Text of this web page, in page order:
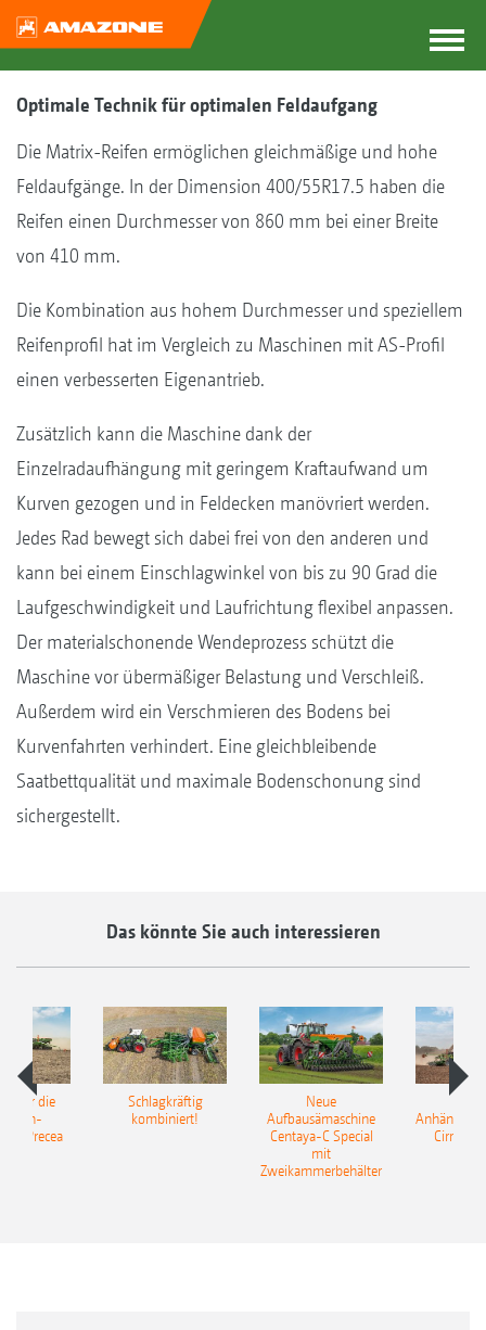
Optimale Technik für optimalen Feldaufgang
Die Matrix-Reifen ermöglichen gleichmäßige und hohe
Feldaufgänge. In der Dimension 400/55R17.5 haben die
Reifen einen Durchmesser von 860 mm bei einer Breite
von 410 mm.
Die Kombination aus hohem Durchmesser und speziellem
Reifenprofil hat im Vergleich zu Maschinen mit AS-Profil
einen verbesserten Eigenantrieb.
Zusätzlich kann die Maschine dank der
Einzelradaufhängung mit geringem Kraftaufwand um
Kurven gezogen und in Feldecken manövriert werden.
Jedes Rad bewegt sich dabei frei von den anderen und
kann bei einem Einschlagwinkel von bis zu 90 Grad die
Laufgeschwindigkeit und Laufrichtung flexibel anpassen.
Der materialschonende Wendeprozess schützt die
Maschine vor übermäßiger Belastung und Verschleiß.
Außerdem wird ein Verschmieren des Bodens bei
Kurvenfahrten verhindert. Eine gleichbleibende
Saatbettqualität und maximale Bodenschonung sind
sichergestellt.
Das könnte Sie auch interessieren
für die
Precea
Schlagkräftig
kombiniert!
Neue
Aufbausämaschine
Centaya-C Special
mit
Zweikammerbehälter
Cirrus